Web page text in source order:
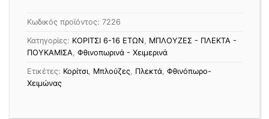
Κωδικός προϊόντος: 7226
Κατηγορίες: ΚΟΡΙΤΣΙ 6-16 ΕΤΩΝ, ΜΠΛΟΥΖΕΣ - ΠΛΕΚΤΑ -
ΠΟΥΚΑΜΙΣΑ, Φθινοπωρινά - Χειμερινά
Ετικέτες: Κορίτσι, Μπλούζες, Πλεκτά, Φθινόπωρο-
Χειμώνας